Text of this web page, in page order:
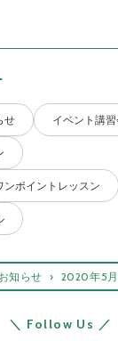
せ イベント講
ンポイントレッスン
知らせ 2020年5
＼ Follow Us ／